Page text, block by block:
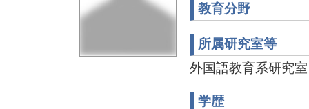
教育分野
所属研究室等
外国語教育系研究室
学歴